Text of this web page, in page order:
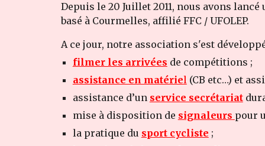
Depuis le 20 Juillet 2011, nous avons
basé à Courmelles, affilié FFC / UFOLEP.
A ce jour, notre association s'est
filmer les arrivées de compétitions ;
assistance en matériel(CB etc…) et
assistance d’un service secrétariat
mise à disposition de signaleurs pour
la pratique du sport cycliste ;